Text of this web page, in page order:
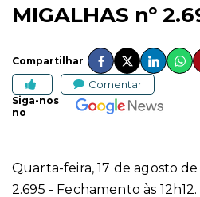
MIGALHAS nº
Compartilhar
Comentar
Siga-nos
no
Quarta-feira, 17 de agosto de
2.695 - Fechamento às 12h12.